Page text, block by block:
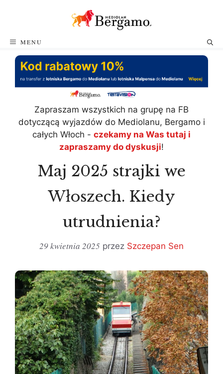
MENU
Zapraszam wszystkich na grupę na FB
dotyczącą wyjazdów do Mediolanu, Bergamo i
całych Włoch - czekamy na Was tutaj i
zapraszamy do dyskusji!
Maj 2025 strajki we
Włoszech. Kiedy
utrudnienia?
29 kwietnia 2025 przez Szczepan Sen